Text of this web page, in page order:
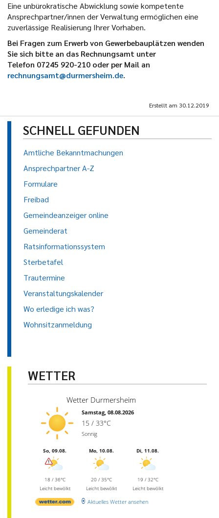
Eine unbürokratische Abwicklung sowie kompetente
Ansprechpartner/innen der Verwaltung ermöglichen eine
zuverlässige Realisierung Ihrer Vorhaben.
Bei Fragen zum Erwerb von Gewerbebauplätzen wenden
Sie sich bitte an das Rechnungsamt unter
Telefon 07245 920-210 oder per Mail an
rechnungsamt@durmersheim.de.
Erstellt am 30.12.2019
SCHNELL GEFUNDEN
Amtliche Bekanntmachungen
Ansprechpartner A-Z
Formulare
Freibad
Gemeindeanzeiger online
Gemeinderat
Ratsinformationssystem
Sterbetafel
Trautermine
Veranstaltungskalender
Wo erledige ich was?
Wohnsitzanmeldung
WETTER
Wetter Durmersheim
Samstag, 08.08.2026
15 / 33°C
Sonnig
So, 09.08.
18 / 36°C
Leicht bewölkt
Mo, 10.08.
20 / 35°C
Leicht bewölkt
Di, 11.08.
19 / 32°C
Leicht bewölkt
Aktuelles Wetter ansehen